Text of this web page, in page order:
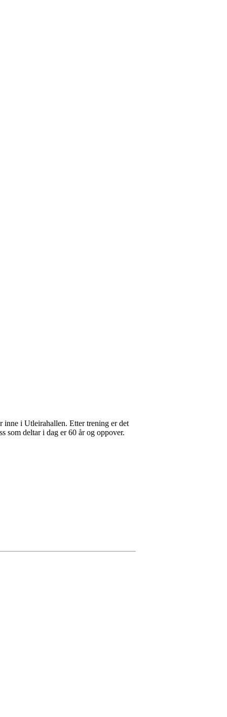
i Utleirahallen. Etter trening er det
som deltar i dag er 60 år og oppover.